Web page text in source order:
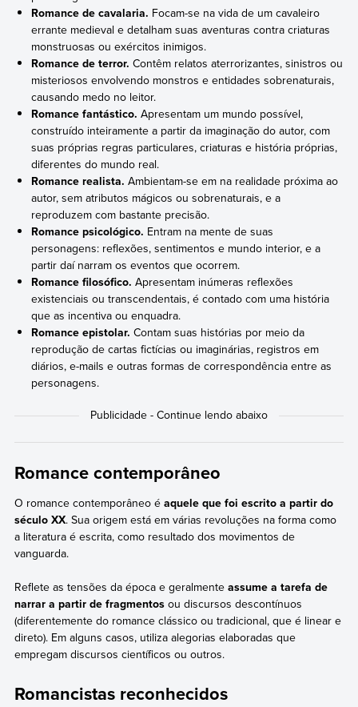
Romance de cavalaria. Focam-se na vida de um cavaleiro
errante medieval e detalham suas aventuras contra criaturas
monstruosas ou exércitos inimigos.
Romance de terror. Contêm relatos aterrorizantes, sinistros ou
misteriosos envolvendo monstros e entidades sobrenaturais,
causando medo no leitor.
Romance fantástico. Apresentam um mundo possível,
construído inteiramente a partir da imaginação do autor, com
suas próprias regras particulares, criaturas e história próprias,
diferentes do mundo real.
Romance realista. Ambientam-se em na realidade próxima ao
autor, sem atributos mágicos ou sobrenaturais, e a
reproduzem com bastante precisão.
Romance psicológico. Entram na mente de suas
personagens: reflexões, sentimentos e mundo interior, e a
partir daí narram os eventos que ocorrem.
Romance filosófico.Apresentam inúmeras reflexões
existenciais ou transcendentais, é contado com uma história
que as incentiva ou enquadra.
Romance epistolar. Contam suas histórias por meio da
reprodução de cartas fictícias ou imaginárias, registros em
diários, e-mails e outras formas de correspondência entre as
personagens.
Romance contemporâneo
O romance contemporâneo é aquele que foi escrito a partir do
século XX. Sua origem está em várias revoluções na forma como
a literatura é escrita, como resultado dos movimentos de
vanguarda.
Reflete as tensões da época e geralmente assume a tarefa de
narrar a partir de fragmentosou discursos descontínuos
(diferentemente do romance clássico ou tradicional, que é linear e
direto). Em alguns casos, utiliza alegorias elaboradas que
empregam discursos científicos ou outros.
Romancistas reconhecidos